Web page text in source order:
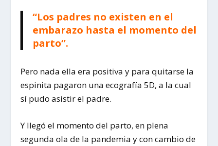
“Los padres no existen en el
embarazo hasta el momento del
parto”.
Pero nada ella era positiva y para quitarse la
espinita pagaron una ecografía 5D, a la cual
sí pudo asistir el padre.
Y llegó el momento del parto, en plena
segunda ola de la pandemia y con cambio de